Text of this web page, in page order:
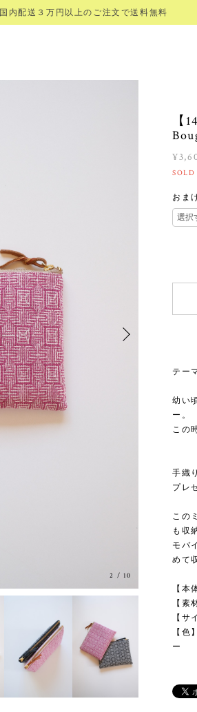
国内配送３万円以上のご注文で送料無料
3 / 10
【
おま
テー
幼い
ー。
この
手織
プレ
この
も収
モバ
めて
【
【
【
【
ー